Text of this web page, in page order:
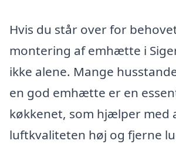
Hvis du står over for
montering af emhætte i
ikke alene. Mange
en god emhætte er en
køkkenet, som hjælper med
luftkvaliteten høj og fjerne